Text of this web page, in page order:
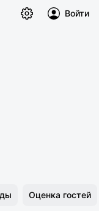
Войти
Оценка гостей